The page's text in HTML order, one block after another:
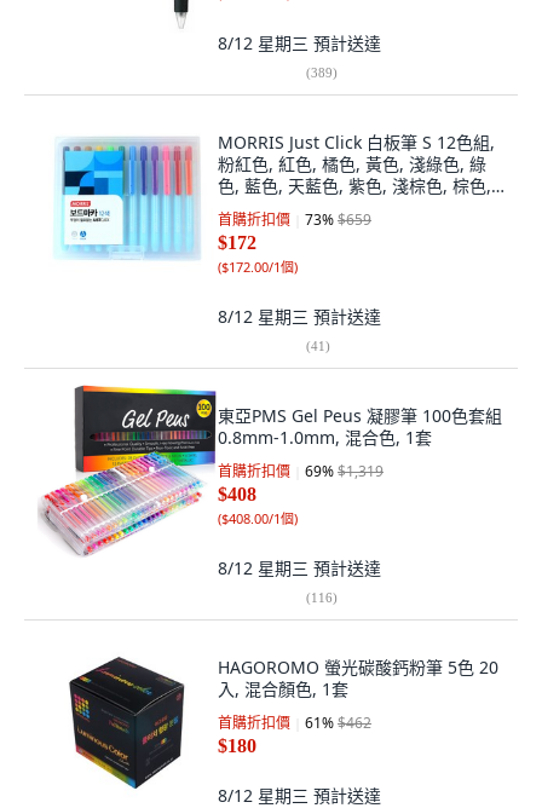
8/12 星期三 預計送達
(389)
MORRIS Just Click 白板筆 S 12色組,
粉紅色, 紅色, 橘色, 黃色, 淺綠色, 綠
色, 藍色, 天藍色, 紫色, 淺棕色, 棕色,
黑色, 1套
首購折扣價 73%$659
$172
($172.00/1個)
8/12 星期三 預計送達
(41)
東亞PMS Gel Peus 凝膠筆 100色套組
0.8mm-1.0mm, 混合色, 1套
首購折扣價 69%$1,319
$408
($408.00/1個)
8/12 星期三 預計送達
(116)
HAGOROMO 螢光碳酸鈣粉筆 5色 20
入, 混合顏色, 1套
首購折扣價 61%$462
$180
8/12 星期三 預計送達